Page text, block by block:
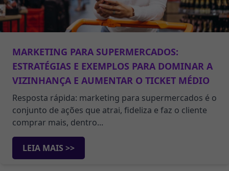
MARKETING PARA SUPERMERCADOS:
ESTRATÉGIAS E EXEMPLOS PARA DOMINAR A
VIZINHANÇA E AUMENTAR O TICKET MÉDIO
Resposta rápida: marketing para supermercados é o
conjunto de ações que atrai, fideliza e faz o cliente
comprar mais, dentro...
LEIA MAIS >>